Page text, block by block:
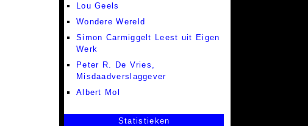
Lou Geels
Wondere Wereld
Simon Carmiggelt Leest uit Eigen
Werk
Peter R. De Vries,
Misdaadverslaggever
Albert Mol
Statistieken